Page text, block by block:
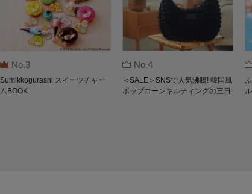
No.3
Sumikkogurashi スイーツチャー
ムBOOK
No.4
＜SALE＞SNSで人気沸騰! 韓国風
ポップコーンキルティングの三日